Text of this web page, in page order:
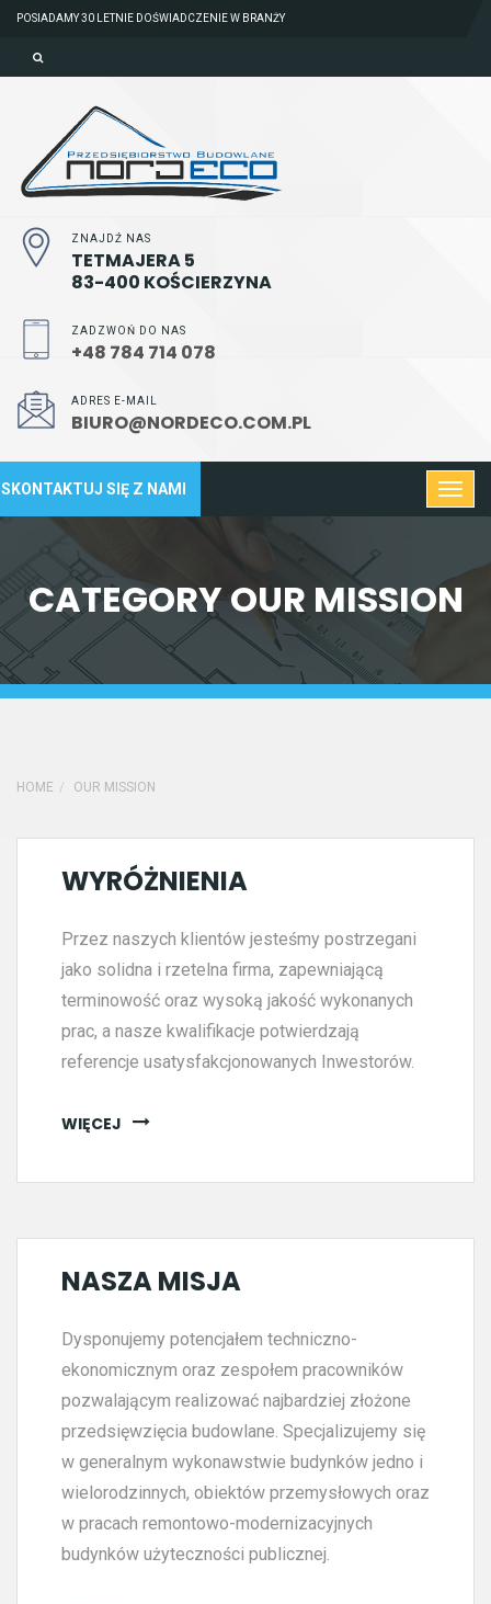
POSIADAMY 30 LETNIE DOŚWIADCZENIE W BRANŻY
ZNAJDŹ NAS
TETMAJERA 5
83-400 KOŚCIERZYNA
ZADZWOŃ DO NAS
+48 784 714 078
ADRES E-MAIL
BIURO@NORDECO.COM.PL
SKONTAKTUJ SIĘ Z NAMI
CATEGORY OUR MISSION
HOME OUR MISSION
WYRÓŻNIENIA
Przez naszych klientów jesteśmy postrzegani
jako solidna i rzetelna firma, zapewniającą
terminowość oraz wysoką jakość wykonanych
prac, a nasze kwalifikacje potwierdzają
referencje usatysfakcjonowanych Inwestorów.
WIĘCEJ
NASZA MISJA
Dysponujemy potencjałem techniczno-
ekonomicznym oraz zespołem pracowników
pozwalającym realizować najbardziej złożone
przedsięwzięcia budowlane. Specjalizujemy się
w generalnym wykonawstwie budynków jedno i
wielorodzinnych, obiektów przemysłowych oraz
w pracach remontowo-modernizacyjnych
budynków użyteczności publicznej.